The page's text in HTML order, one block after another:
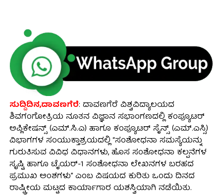
ಸುದ್ದಿದಿನ,ದಾವಣಗೆರೆ: ದಾವಣಗೆರೆ ವಿಶ್ವವಿದ್ಯಾಲಯದ
ಶಿವಗಂಗೋತ್ರಿಯ ನೂತನ ವಿಜ್ಞಾನ ಸಭಾಂಗಣದಲ್ಲಿ ಕಂಪ್ಯೂಟರ್
ಅಪ್ಲಿಕೇಷನ್ಸ್ (ಎಮ್.ಸಿ.ಎ) ಹಾಗೂ ಕಂಪ್ಯೂಟರ್ ಸೈನ್ಸ್ (ಎಮ್.ಎಸ್ಸಿ)
ವಿಭಾಗಗಳ ಸಂಯುಕ್ತಾಶ್ರಯದಲ್ಲಿ “ಸಂಶೋಧನಾ ಸಮಸ್ಯೆಯನ್ನು
ಗುರುತಿಸುವ ವಿವಿಧ ವಿಧಾನಗಳು, ಹೊಸ ಸಂಶೋಧನಾ ಕಲ್ಪನೆಗಳ
ಸೃಷ್ಟಿ ಹಾಗೂ ಟೈಯರ್-1 ಸಂಶೋಧನಾ ಲೇಖನಗಳ ಬರಹದ
ಪ್ರಮುಖ ಅಂಶಗಳು” ಎಂಬ ವಿಷಯದ ಕುರಿತು ಒಂದು ದಿನದ
ರಾಷ್ಟ್ರೀಯ ಮಟ್ಟದ ಕಾರ್ಯಾಗಾರ ಯಶಸ್ವಿಯಾಗಿ ನಡೆಯಿತು.